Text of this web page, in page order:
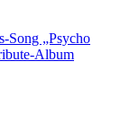
Song „Psycho
Album